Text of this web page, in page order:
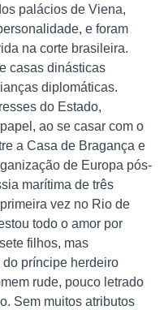
palácios de Viena,
e foram
na corte brasileira.
casas dinásticas
diplomáticas.
do Estado,
ao se casar com o
a Casa de Bragança e
de Europa pós-
marítima de três
vez no Rio de
todo o amor por
filhos, mas
príncipe herdeiro
rude, pouco letrado
Sem muitos atributos